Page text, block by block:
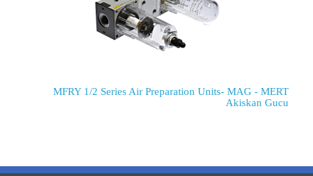
MFRY 1/2 Series Air Preparation Units- MAG - MERT
Akiskan Gucu